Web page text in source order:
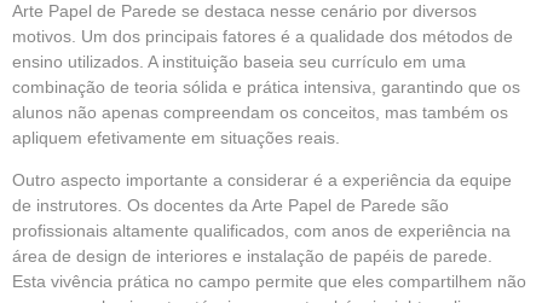
Arte Papel de Parede se destaca nesse cenário por diversos
motivos. Um dos principais fatores é a qualidade dos métodos de
ensino utilizados. A instituição baseia seu currículo em uma
combinação de teoria sólida e prática intensiva, garantindo que os
alunos não apenas compreendam os conceitos, mas também os
apliquem efetivamente em situações reais.
Outro aspecto importante a considerar é a experiência da equipe
de instrutores. Os docentes da Arte Papel de Parede são
profissionais altamente qualificados, com anos de experiência na
área de design de interiores e instalação de papéis de parede.
Esta vivência prática no campo permite que eles compartilhem não